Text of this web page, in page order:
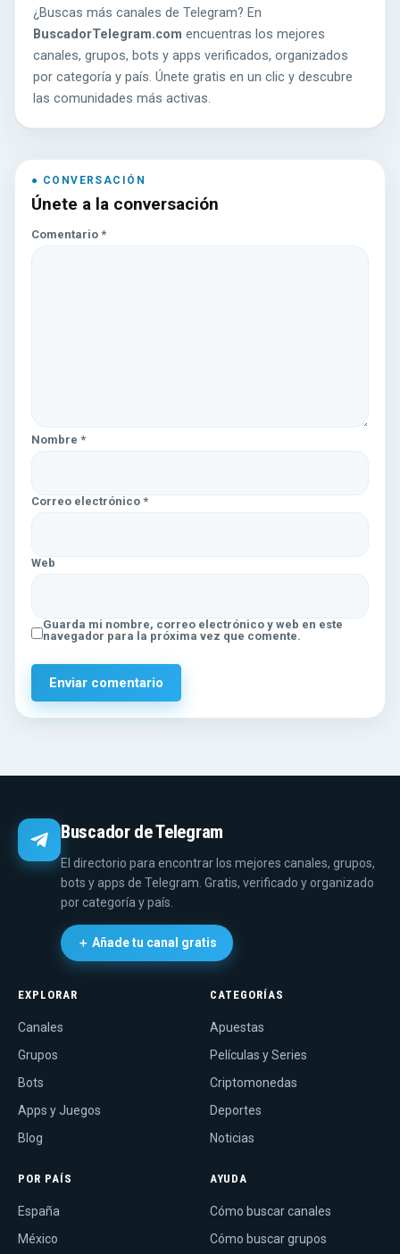
¿Buscas más canales de Telegram? En
BuscadorTelegram.com encuentras los mejores
canales, grupos, bots y apps verificados, organizados
por categoría y país. Únete gratis en un clic y descubre
las comunidades más activas.
Únete a la conversación
Comentario *
Nombre *
Correo electrónico *
Web
Guarda mi nombre, correo electrónico y web en este
navegador para la próxima vez que comente.
Buscador de Telegram
El directorio para encontrar los mejores canales, grupos,
bots y apps de Telegram. Gratis, verificado y organizado
por categoría y país.
＋ Añade tu canal gratis
EXPLORAR
Canales
Grupos
Bots
Apps y Juegos
Blog
CATEGORÍAS
Apuestas
Películas y Series
Criptomonedas
Deportes
Noticias
POR PAÍS
España
México
AYUDA
Cómo buscar canales
Cómo buscar grupos